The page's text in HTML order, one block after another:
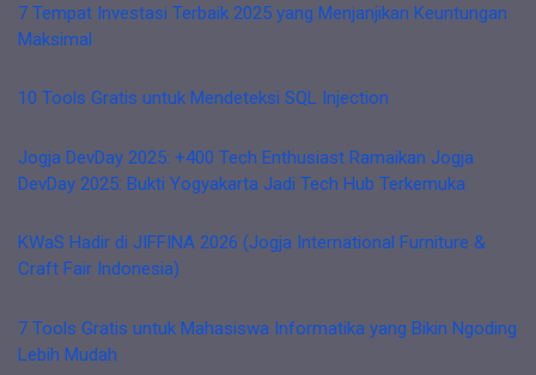
7 Tempat Investasi Terbaik 2025 yang Menjanjikan Keuntungan
Maksimal
10 Tools Gratis untuk Mendeteksi SQL Injection
Jogja DevDay 2025: +400 Tech Enthusiast Ramaikan Jogja
DevDay 2025: Bukti Yogyakarta Jadi Tech Hub Terkemuka
KWaS Hadir di JIFFINA 2026 (Jogja International Furniture &
Craft Fair Indonesia)
7 Tools Gratis untuk Mahasiswa Informatika yang Bikin Ngoding
Lebih Mudah